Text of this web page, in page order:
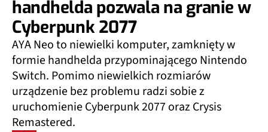
handhelda pozwala na granie w
Cyberpunk 2077
AYA Neo to niewielki komputer, zamknięty w
formie handhelda przypominającego Nintendo
Switch. Pomimo niewielkich rozmiarów
urządzenie bez problemu radzi sobie z
uruchomienie Cyberpunk 2077 oraz Crysis
Remastered.